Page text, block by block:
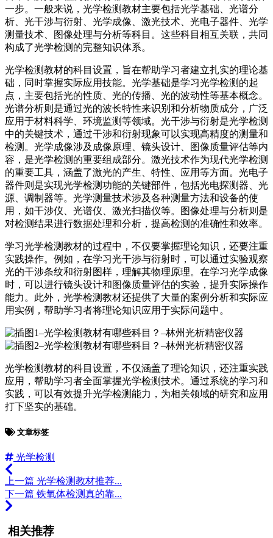
一步。一般来说，光学检测教材主要包括光学基础、光谱分
析、光干涉与衍射、光学成像、激光技术、光电子器件、光学
测量技术、图像处理与分析等科目。这些科目相互关联，共同
构成了光学检测的完整知识体系。
光学检测教材的科目设置，旨在帮助学习者建立扎实的理论基
础，同时掌握实际应用技能。光学基础是学习光学检测的起
点，主要包括光的性质、光的传播、光的波动性等基本概念。
光谱分析则是通过光的波长特性来识别和分析物质成分，广泛
应用于材料科学、环境监测等领域。光干涉与衍射是光学检测
中的关键技术，通过干涉和衍射现象可以实现高精度的测量和
检测。光学成像涉及成像原理、镜头设计、图像质量评估等内
容，是光学检测的重要组成部分。激光技术作为现代光学检测
的重要工具，涵盖了激光的产生、特性、应用等方面。光电子
器件则是实现光学检测功能的关键部件，包括光电探测器、光
源、调制器等。光学测量技术涉及各种测量方法和设备的使
用，如干涉仪、光谱仪、激光扫描仪等。图像处理与分析则是
对检测结果进行数据处理和分析，提高检测的准确性和效率。
学习光学检测教材的过程中，不仅要掌握理论知识，还要注重
实践操作。例如，在学习光干涉与衍射时，可以通过实验观察
光的干涉条纹和衍射图样，理解其物理原理。在学习光学成像
时，可以进行镜头设计和图像质量评估的实验，提升实际操作
能力。此外，光学检测教材还提供了大量的案例分析和实际应
用实例，帮助学习者将理论知识应用于实际问题中。
光学检测教材的科目设置，不仅涵盖了理论知识，还注重实践
应用，帮助学习者全面掌握光学检测技术。通过系统的学习和
实践，可以有效提升光学检测能力，为相关领域的研究和应用
打下坚实的基础。
文章标签
光学检测
上一篇 光学检测教材推荐...
下一篇 铁氧体检测真的靠...
相关推荐